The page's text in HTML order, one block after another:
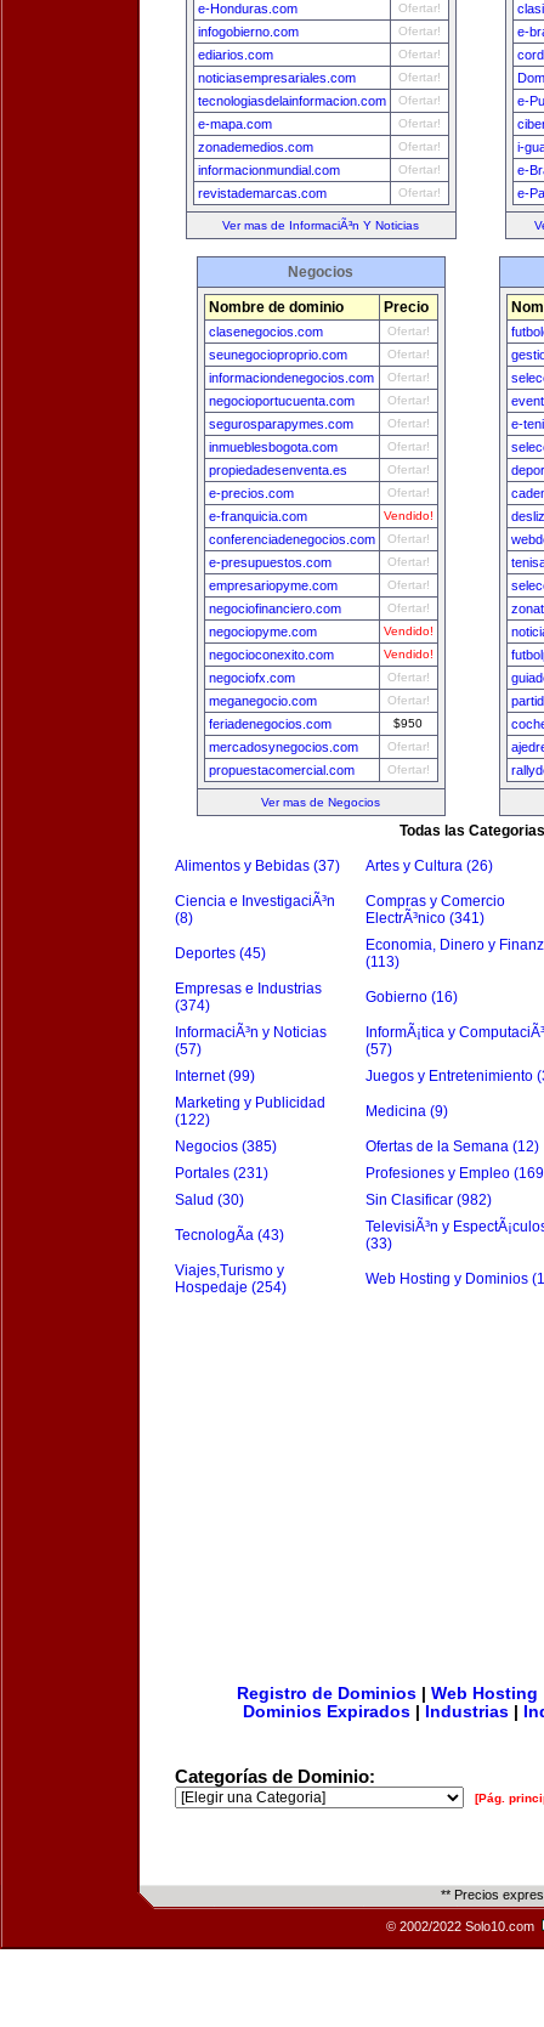
e-Honduras.com Ofertar!
infogobierno.com Ofertar!
ediarios.com Ofertar!
noticiasempresariales.com Ofertar!
tecnologiasdelainformacion.com Ofertar!
e-mapa.com Ofertar!
zonademedios.com Ofertar!
informacionmundial.com Ofertar!
revistademarcas.com Ofertar!
Ver mas de InformaciÃ³n Y Noticias
e-
e-
i-
e-
e-
Negocios
Nombre de dominio Precio
clasenegocios.com Ofertar!
seunegocioproprio.com Ofertar!
informaciondenegocios.com Ofertar!
negocioportucuenta.com Ofertar!
segurosparapymes.com Ofertar!
inmueblesbogota.com Ofertar!
propiedadesenventa.es Ofertar!
e-precios.com Ofertar!
e-franquicia.com Vendido!
conferenciadenegocios.com Ofertar!
e-presupuestos.com Ofertar!
empresariopyme.com Ofertar!
negociofinanciero.com Ofertar!
negociopyme.com Vendido!
negocioconexito.com Vendido!
negociofx.com Ofertar!
meganegocio.com Ofertar!
feriadenegocios.com $950
mercadosynegocios.com Ofertar!
propuestacomercial.com Ofertar!
Ver mas de Negocios
e-
Todas las Categorias
Alimentos y Bebidas (37) Artes y Cultura (26)
Ciencia e InvestigaciÃ³n
(8)
Compras y Comercio
ElectrÃ³nico (341)
Deportes (45)
Economia, Dinero y
(113)
Empresas e Industrias
(374)
Gobierno (16)
InformaciÃ³n y Noticias
(57)
InformÃ¡tica y
(57)
Internet (99)
Juegos y Entretenimiento
Marketing y Publicidad
(122)
Medicina (9)
Negocios (385)
Ofertas de la Semana (12)
Portales (231)
Profesiones y Empleo
Salud (30)
Sin Clasificar (982)
TecnologÃ­a (43)
TelevisiÃ³n y
(33)
Viajes,Turismo y
Hospedaje (254)
Web Hosting y Dominios
Registro de Dominios| Web Hosting
Dominios Expirados
Industrias
Categorías de Dominio:
[Pág.
** Precios
© 2002/2022 Solo10.com